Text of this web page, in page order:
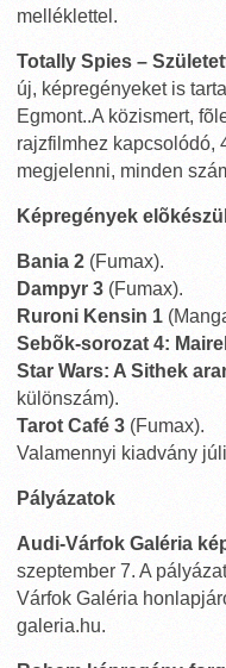
melléklettel.
Totally Spies –
új, képregényeket is
Egmont..A közismert,
rajzfilmhez kapcsolódó,
megjelenni, minden
Képregények
Bania 2 (Fumax).
Dampyr 3 (Fumax).
Ruroni Kensin 1
Sebõk-sorozat 4:
Star Wars: A Sithek
különszám).
Tarot Café 3 (Fumax).
Valamennyi kiadvány
Pályázatok
Audi-Várfok Galéria
szeptember 7. A
Várfok Galéria
galeria.hu.